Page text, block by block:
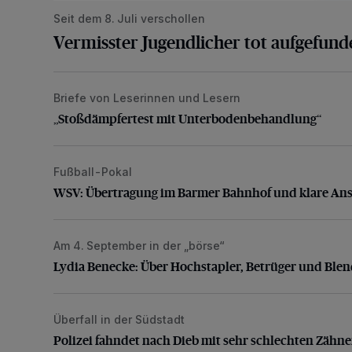
Seit dem 8. Juli verschollen
Vermisster Jugendlicher tot
„Stoßdämpfertest mit Unterbodenbehandlung“
Briefe von Leserinnen und Lesern
„Stoßdämpfertest mit Unterbodenbehandlung“
WSV: Übertragung im Barmer Bahnhof und klare
Fußball-Pokal
WSV: Übertragung im Barmer Bahnhof und klare
Lydia Benecke: Über Hochstapler, Betrüger und
Am 4. September in der „börse“
Lydia Benecke: Über Hochstapler, Betrüger und
Polizei fahndet nach Dieb mit sehr schlechten Zähnen
Überfall in der Südstadt
Polizei fahndet nach Dieb mit sehr schlechten